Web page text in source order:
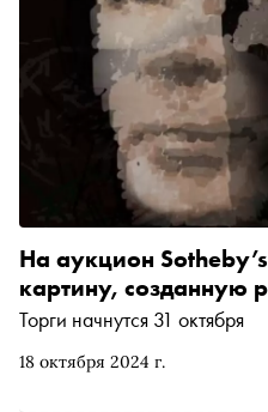
18 октября 2024 г.
На аукцион
картину, созданную
Торги начнутся 31 октября